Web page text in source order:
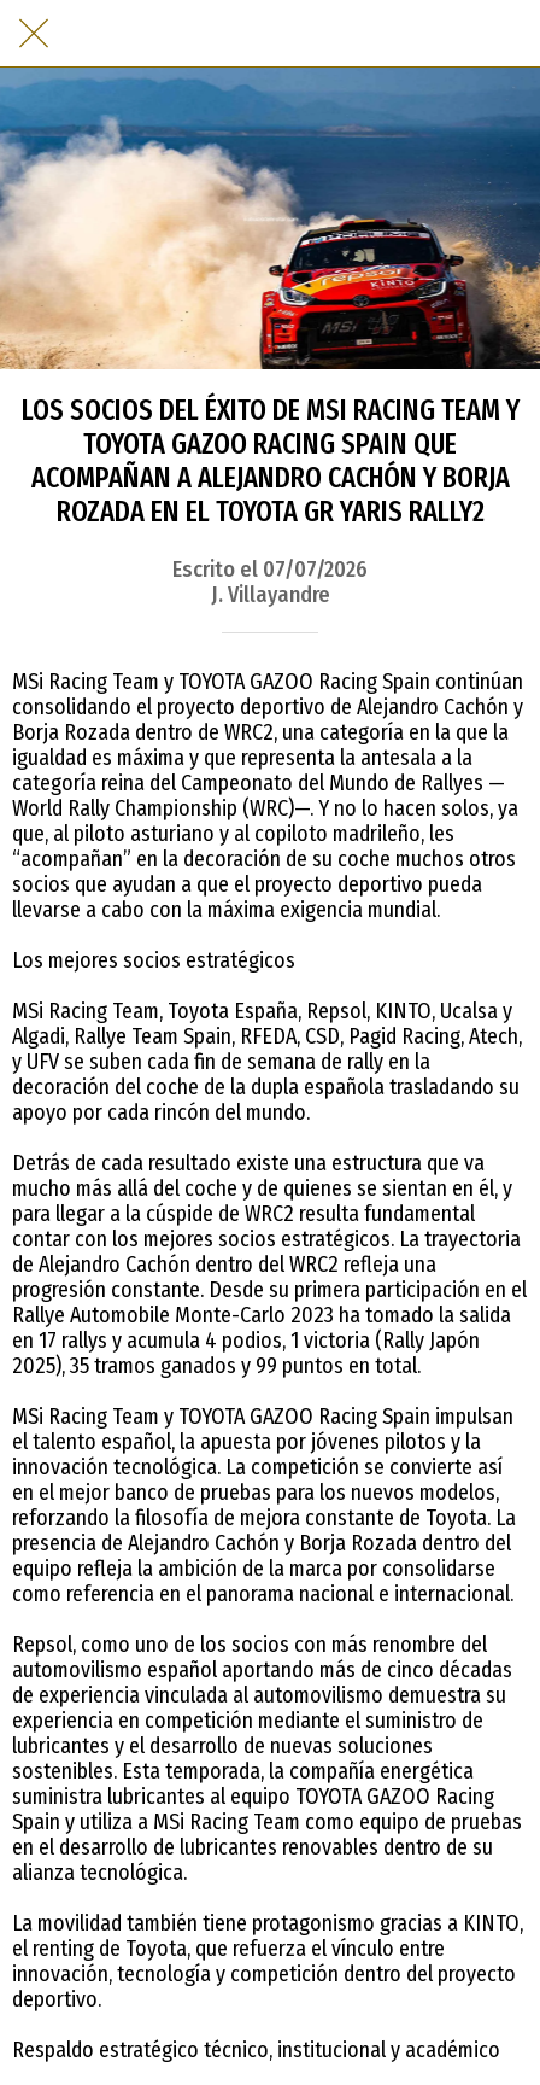
LOS SOCIOS DEL ÉXITO DE MSI RACING TEAM Y
TOYOTA GAZOO RACING SPAIN QUE
ACOMPAÑAN A ALEJANDRO CACHÓN Y BORJA
ROZADA EN EL TOYOTA GR YARIS RALLY2
Escrito el 07/07/2026
J. Villayandre
MSi Racing Team y TOYOTA GAZOO Racing Spain continúan
consolidando el proyecto deportivo de Alejandro Cachón y
Borja Rozada dentro de WRC2, una categoría en la que la
igualdad es máxima y que representa la antesala a la
categoría reina del Campeonato del Mundo de Rallyes —
World Rally Championship (WRC)—. Y no lo hacen solos, ya
que, al piloto asturiano y al copiloto madrileño, les
“acompañan” en la decoración de su coche muchos otros
socios que ayudan a que el proyecto deportivo pueda
llevarse a cabo con la máxima exigencia mundial.
Los mejores socios estratégicos
MSi Racing Team, Toyota España, Repsol, KINTO, Ucalsa y
Algadi, Rallye Team Spain, RFEDA, CSD, Pagid Racing, Atech,
y UFV se suben cada fin de semana de rally en la
decoración del coche de la dupla española trasladando su
apoyo por cada rincón del mundo.
Detrás de cada resultado existe una estructura que va
mucho más allá del coche y de quienes se sientan en él, y
para llegar a la cúspide de WRC2 resulta fundamental
contar con los mejores socios estratégicos. La trayectoria
de Alejandro Cachón dentro del WRC2 refleja una
progresión constante. Desde su primera participación en el
Rallye Automobile Monte-Carlo 2023 ha tomado la salida
en 17 rallys y acumula 4 podios, 1 victoria (Rally Japón
2025), 35 tramos ganados y 99 puntos en total.
MSi Racing Team y TOYOTA GAZOO Racing Spain impulsan
el talento español, la apuesta por jóvenes pilotos y la
innovación tecnológica. La competición se convierte así
en el mejor banco de pruebas para los nuevos modelos,
reforzando la filosofía de mejora constante de Toyota. La
presencia de Alejandro Cachón y Borja Rozada dentro del
equipo refleja la ambición de la marca por consolidarse
como referencia en el panorama nacional e internacional.
Repsol, como uno de los socios con más renombre del
automovilismo español aportando más de cinco décadas
de experiencia vinculada al automovilismo demuestra su
experiencia en competición mediante el suministro de
lubricantes y el desarrollo de nuevas soluciones
sostenibles. Esta temporada, la compañía energética
suministra lubricantes al equipo TOYOTA GAZOO Racing
Spain y utiliza a MSi Racing Team como equipo de pruebas
en el desarrollo de lubricantes renovables dentro de su
alianza tecnológica.
La movilidad también tiene protagonismo gracias a KINTO,
el renting de Toyota, que refuerza el vínculo entre
innovación, tecnología y competición dentro del proyecto
deportivo.
Respaldo estratégico técnico, institucional y académico